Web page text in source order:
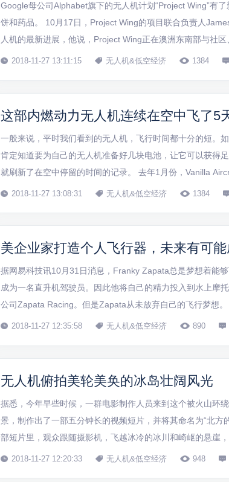
Google母公司Alphabet旗下的无人机计划“Project Wing”有
饼和药品。 10月17日，Project Wing的项目联合负责人
人机的最新进展，他说，Project Wing正在澳洲东南部与社
验，直接将物品送到人们的院子里。 Project W...
2018-11-27 13:11:15 无人机&低空经济 1384
这部内燃动力无人机连续在空中飞了5
一般来说，平时我们看到的无人机，飞行时间都十分的短。
肯定知道要为自己的无人机准备好几块电池，让它可以获得
就刷新了在空中停留的时间的记录。 去年1月份，Vanilla
动力飞行器留空飞行世界纪录。现在，这架 36 英尺（11米
2018-11-27 13:08:31 无人机&低空经济 1384
美企业家打造个人飞行器，未来有可
据网易科技讯10月31日消息，Franky Zapata总是梦想着能
成为一名直升机驾驶员。因此他将自己的精力投入到水上摩
公司Zapata Racing。但是Zapata从未放弃自己的飞行梦想
称：“如果我无法以正常的方式飞行，我会打造我自己的飞行
2018-11-27 12:35:58 无人机&低空经济 890
无人机俯拍美轮美奂的冰岛壮阔风光
据悉，今年早些时候，一群电影制作人员来到这个被火山环
景，制作出了一部五分钟长的视频短片，并将其命名为“北方
部短片里，观众跟随摄影机，飞越冰冷的冰川和崎岖的悬崖
首先映入眼帘的是崎岖的冰山，接着镜头切换到一辆车，在
2018-11-27 12:20:33 无人机&低空经济 948